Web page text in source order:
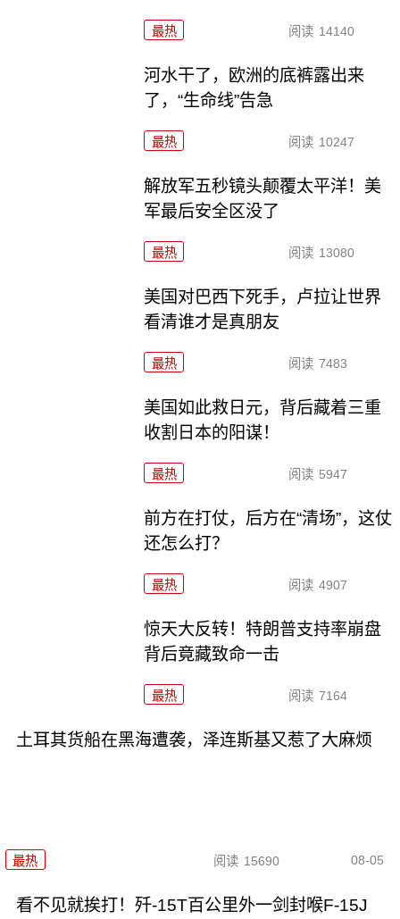
最热 阅读 14140
河水干了，欧洲的底裤露出来
了，“生命线”告急
最热 阅读 10247
解放军五秒镜头颠覆太平洋！美
军最后安全区没了
最热 阅读 13080
美国对巴西下死手，卢拉让世界
看清谁才是真朋友
最热 阅读 7483
美国如此救日元，背后藏着三重
收割日本的阳谋！
最热 阅读 5947
前方在打仗，后方在“清场”，这仗
还怎么打？
最热 阅读 4907
惊天大反转！特朗普支持率崩盘
背后竟藏致命一击
最热 阅读 7164
土耳其货船在黑海遭袭，泽连斯基又惹了大麻烦
最热 阅读 15690 08-05
看不见就挨打！歼-15T百公里外一剑封喉F-15J